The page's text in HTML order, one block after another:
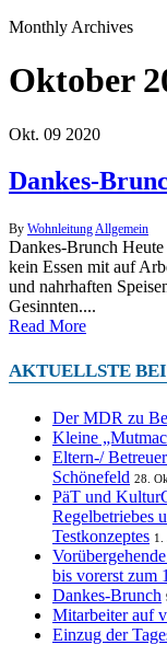
Monthly Archives
Oktober
Okt. 09 2020
Dankes-
By Wohnleitung Allgemein
Dankes-Brunch
kein Essen mit auf
und nahrhaften
Gesinnten....
Read More
AKTUELLSTE
Der MDR zu
Kleine
Eltern-/
Schönefeld 28.
PäT und
Regelbetriebes
Testkonzeptes 1.
bis vorerst zum
Dankes-Brunch
Mitarbeiter auf
Einzug der